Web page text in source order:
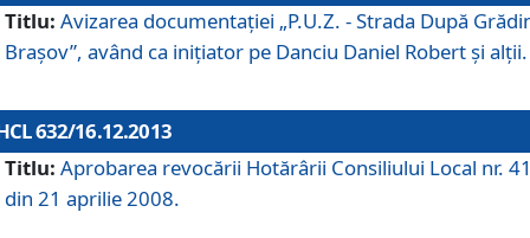
Titlu: Avizarea documentaţiei „P.U.Z. - Strada După
Braşov”, având ca iniţiator pe Danciu Daniel Robert şi alţii.
632/16.12.2013
Titlu: Aprobarea revocării Hotărârii Consiliului Local nr.
din 21 aprilie 2008.